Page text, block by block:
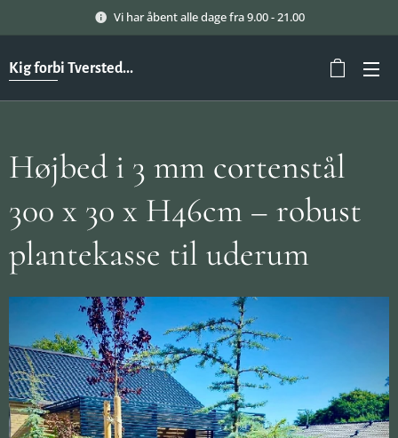
Vi har åbent alle dage fra 9.00 - 21.00
Kig forbi Tversted...
Højbed i 3 mm cortenstål
300 x 30 x H46cm – robust
plantekasse til uderum